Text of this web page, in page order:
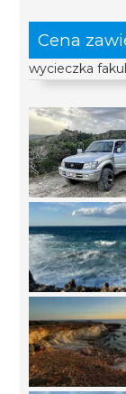
Cena
wycieczka